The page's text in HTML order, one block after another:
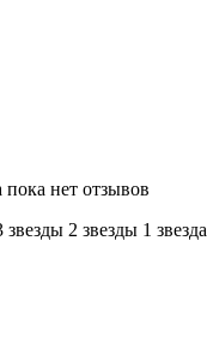
нет отзывов
звeзды 2 звeзды 1 звeзда